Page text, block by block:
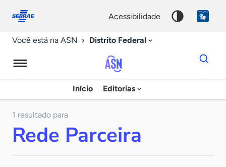
conosco
acessibilidade
Você está na ASN Distrito Federal
Agência
Sebrae
Notícias
Início Editorias
Dados
para
chave
1 resultado para
Rede Parceira